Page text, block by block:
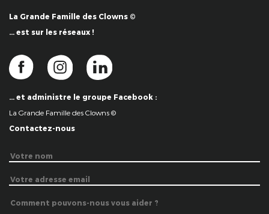
La Grande Famille des Clowns ©
… est sur les réseaux !
… et administre le groupe Facebook :
La Grande Famille des Clowns ©
Contactez-nous